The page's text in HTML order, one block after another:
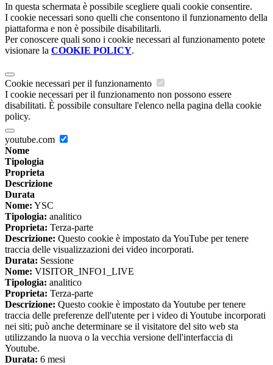
In questa schermata è possibile scegliere quali cookie consentire.
I cookie necessari sono quelli che consentono il funzionamento della
piattaforma e non è possibile disabilitarli.
Per conoscere quali sono i cookie necessari al funzionamento potete
visionare la COOKIE POLICY.
Cookie necessari per il funzionamento
I cookie necessari per il funzionamento non possono essere
disabilitati. È possibile consultare l'elenco nella pagina della cookie
policy.
youtube.com
Nome
Tipologia
Proprieta
Descrizione
Durata
Nome: YSC
Tipologia: analitico
Proprieta: Terza-parte
Descrizione: Questo cookie è impostato da YouTube per tenere
traccia delle visualizzazioni dei video incorporati.
Durata: Sessione
Nome: VISITOR_INFO1_LIVE
Tipologia: analitico
Proprieta: Terza-parte
Descrizione: Questo cookie è impostato da Youtube per tenere
traccia delle preferenze dell'utente per i video di Youtube incorporati
nei siti; può anche determinare se il visitatore del sito web sta
utilizzando la nuova o la vecchia versione dell'interfaccia di
Youtube.
Durata: 6 mesi